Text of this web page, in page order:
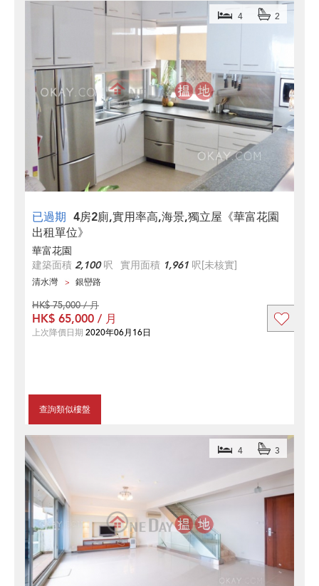
已過期 4房2廁,實用率高,海景,獨立屋《華富花園
出租單位》
4 2
華富花園
建築面積 2,100呎 實用面積 1,961 呎[未核實]
清水灣 銀巒路
查詢類似樓盤
HK$ 75,000 / 月
HK$ 65,000 / 月
上次降價日期 2020年06月16日
4 3